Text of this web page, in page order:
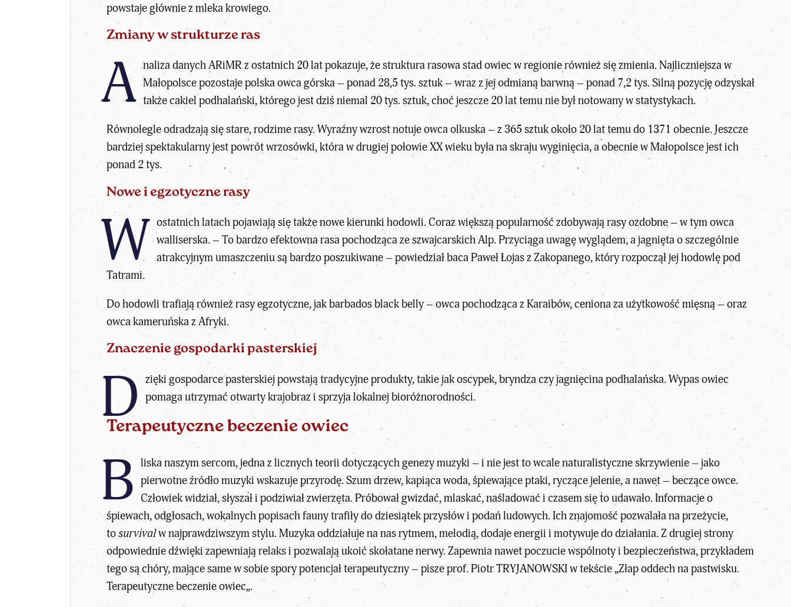
powstaje głównie z mleka krowiego.
Zmiany w strukturze ras
A naliza danych ARiMR z ostatnich 20 lat pokazuje, że struktura rasowa stad owiec w regionie również się zmienia. Najliczniejsza w
Małopolsce pozostaje polska owca górska – ponad 28,5 tys. sztuk – wraz z jej odmianą barwną – ponad 7,2 tys. Silną pozycję odzyskał
także cakiel podhalański, którego jest dziś niemal 20 tys. sztuk, choć jeszcze 20 lat temu nie był notowany w statystykach.
Równolegle odradzają się stare, rodzime rasy. Wyraźny wzrost notuje owca olkuska – z 365 sztuk około 20 lat temu do 1371 obecnie. Jeszcze
bardziej spektakularny jest powrót wrzosówki, która w drugiej połowie XX wieku była na skraju wyginięcia, a obecnie w Małopolsce jest ich
ponad 2 tys.
Nowe i egzotyczne rasy
W ostatnich latach pojawiają się także nowe kierunki hodowli. Coraz większą popularność zdobywają rasy ozdobne – w tym owca
walliserska. – To bardzo efektowna rasa pochodząca ze szwajcarskich Alp. Przyciąga uwagę wyglądem, a jagnięta o szczególnie
atrakcyjnym umaszczeniu są bardzo poszukiwane – powiedział baca Paweł Łojas z Zakopanego, który rozpoczął jej hodowlę pod
Tatrami.
Do hodowli trafiają również rasy egzotyczne, jak barbados black belly – owca pochodząca z Karaibów, ceniona za użytkowość mięsną – oraz
owca kameruńska z Afryki.
Znaczenie gospodarki pasterskiej
D zięki gospodarce pasterskiej powstają tradycyjne produkty, takie jak oscypek, bryndza czy jagnięcina podhalańska. Wypas owiec
pomaga utrzymać otwarty krajobraz i sprzyja lokalnej bioróżnorodności.
Terapeutyczne beczenie owiec
B liska naszym sercom, jedna z licznych teorii dotyczących genezy muzyki – i nie jest to wcale naturalistyczne skrzywienie – jako
pierwotne źródło muzyki wskazuje przyrodę. Szum drzew, kapiąca woda, śpiewające ptaki, ryczące jelenie, a nawet – beczące owce.
Człowiek widział, słyszał i podziwiał zwierzęta. Próbował gwizdać, mlaskać, naśladować i czasem się to udawało. Informacje o
śpiewach, odgłosach, wokalnych popisach fauny trafiły do dziesiątek przysłów i podań ludowych. Ich znajomość pozwalała na przeżycie,
tosurvivalw najprawdziwszym stylu. Muzyka oddziałuje na nas rytmem, melodią, dodaje energii i motywuje do działania. Z drugiej strony
odpowiednie dźwięki zapewniają relaks i pozwalają ukoić skołatane nerwy. Zapewnia nawet poczucie wspólnoty i bezpieczeństwa, przykładem
tego są chóry, mające same w sobie spory potencjał terapeutyczny – piszeprof. Piotr TRYJANOWSKIw tekście „Złap oddech na pastwisku.
Terapeutyczne beczenie owiec„.